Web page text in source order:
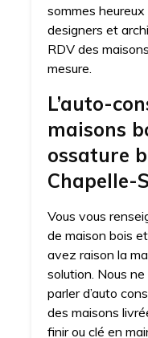
sommes
designers et
RDV des
mesure.
L’auto-
maisons
ossature
Chapelle-
Vous vous
de maison bois
avez raison la
solution. Nous
parler d’auto
des maisons
finir ou clé en